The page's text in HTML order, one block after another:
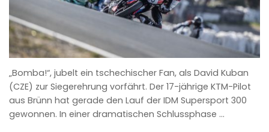
„Bomba!“, jubelt ein tschechischer Fan, als David Kuban
(CZE) zur Siegerehrung vorfährt. Der 17-jährige KTM-Pilot
aus Brünn hat gerade den Lauf der IDM Supersport 300
gewonnen. In einer dramatischen Schlussphase …